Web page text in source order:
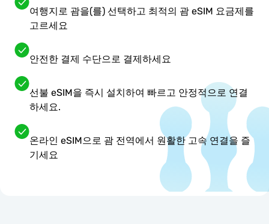
여행지로 괌을(를) 선택하고 최적의 괌 eSIM 요금제를
고르세요
안전한 결제 수단으로 결제하세요
선불 eSIM을 즉시 설치하여 빠르고 안정적으로 연결
하세요.
온라인 eSIM으로 괌 전역에서 원활한 고속 연결을 즐
기세요